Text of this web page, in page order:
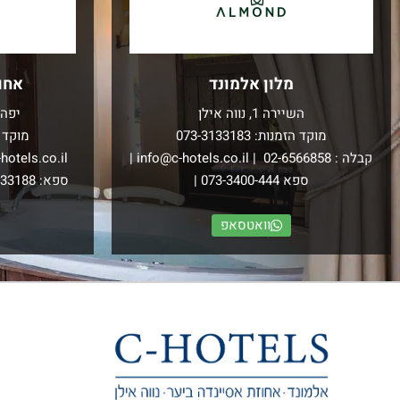
מלון אלמונד
השיירה 1, נווה אילן
מוקד הזמנות:073-3133183
קבלה : 02-6566858
|
info@c-hotels.co.il
|
ספא073-3400-444
|
וואטסאפ
ספא: